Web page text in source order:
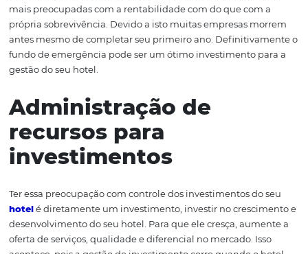
Busca se antecipar a uma emergência pode ser um
que tem o potencial de salvar seuhotelde uma crise. O
emergência ou gerenciamento voltado à crise
prazos com clientes ou fornecedores, dívidas,
funcionários, negativações, ou qualquer outra possível
pode comprometer ou abalar a estabilidade financeira
estabelecimento. Não é comum que empresas
própria sobrevivência. Devido a isto muitas empresas
antes mesmo de completar seu primeiro ano.
fundo de emergência pode ser um ótimo investimento